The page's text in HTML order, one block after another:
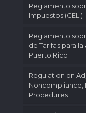
Reglamento
Impuestos (CELI)
Reglamento
de Tarifas para
Puerto Rico
Regulation on
Noncompliance,
Procedures